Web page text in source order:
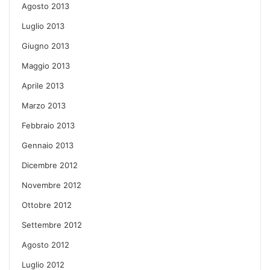
Agosto 2013
Luglio 2013
Giugno 2013
Maggio 2013
Aprile 2013
Marzo 2013
Febbraio 2013
Gennaio 2013
Dicembre 2012
Novembre 2012
Ottobre 2012
Settembre 2012
Agosto 2012
Luglio 2012